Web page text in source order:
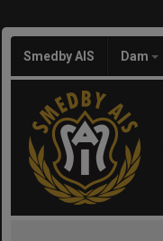
Smedby AIS Dam